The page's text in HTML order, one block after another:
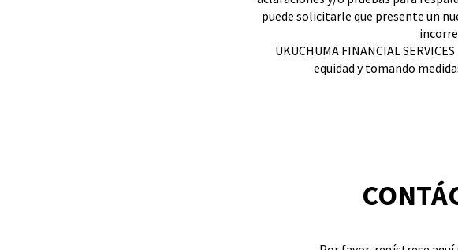
puede solicitarle que presente un
UKUCHUMA FINANCIAL
equidad y tomando